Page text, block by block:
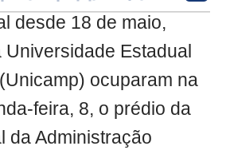
desde 18 de maio,
Estadual
ocuparam na
feira, 8, o prédio da
da Administração